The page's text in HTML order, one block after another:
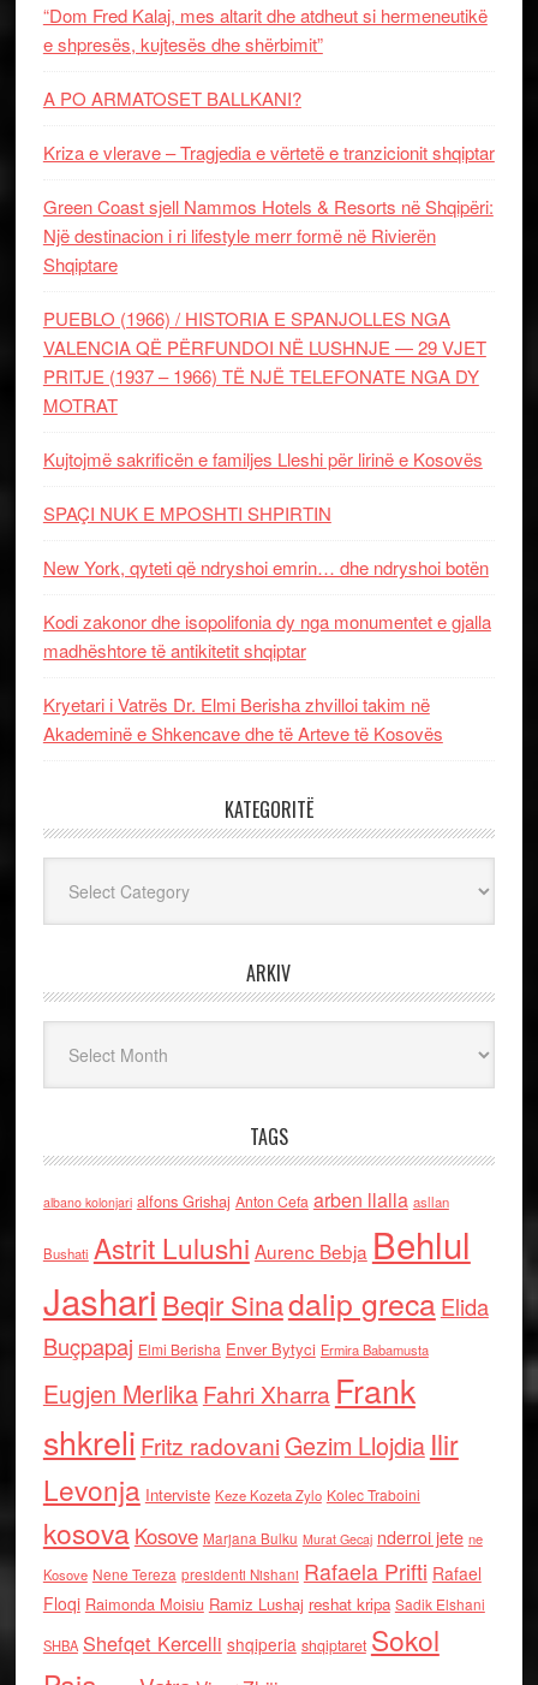
“Dom Fred Kalaj, mes altarit dhe atdheut si hermeneutikë
e shpresës, kujtesës dhe shërbimit”
A PO ARMATOSET BALLKANI?
Kriza e vlerave – Tragjedia e vërtetë e tranzicionit shqiptar
Green Coast sjell Nammos Hotels & Resorts në Shqipëri:
Një destinacion i ri lifestyle merr formë në Rivierën
Shqiptare
PUEBLO (1966) / HISTORIA E SPANJOLLES NGA
VALENCIA QË PËRFUNDOI NË LUSHNJE — 29 VJET
PRITJE (1937 – 1966) TË NJË TELEFONATE NGA DY
MOTRAT
Kujtojmë sakrificën e familjes Lleshi për lirinë e Kosovës
SPAÇI NUK E MPOSHTI SHPIRTIN
New York, qyteti që ndryshoi emrin… dhe ndryshoi botën
Kodi zakonor dhe isopolifonia dy nga monumentet e gjalla
madhështore të antikitetit shqiptar
Kryetari i Vatrës Dr. Elmi Berisha zhvilloi takim në
Akademinë e Shkencave dhe të Arteve të Kosovës
KATEGORITË
ARKIV
TAGS
albano kolonjari alfons Grishaj Anton Cefa arben llalla asllan
Bushati Astrit Lulushi Aurenc Bebja Behlul
Jashari Beqir Sinadalip grecaElida
Buçpapaj Elmi Berisha Enver Bytyci Ermira Babamusta
Eugjen MerlikaFahri Xharra Frank
shkreli Fritz radovaniGezim Llojdia Ilir
Levonja Interviste Keze Kozeta Zylo Kolec Traboini
kosova Kosove Marjana Bulku Murat Gecaj nderroi jete ne
Kosove Nene Tereza presidenti Nishani Rafaela Prifti Rafael
Floqi Raimonda Moisiu Ramiz Lushaj reshat kripa Sadik Elshani
SHBA Shefqet Kercelli shqiperia shqiptaret Sokol